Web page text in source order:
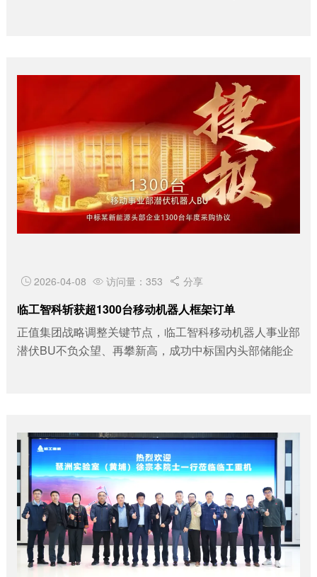
 2026-04-08  访问量：353  分享
临工智科斩获超1300台移动机器人框架订单
正值集团战略调整关键节点，临工智科移动机器人事业部
潜伏BU不负众望、再攀新高，成功中标国内头部储能企